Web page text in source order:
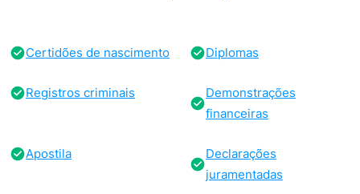
Certidões de nascimento Diplomas
Registros criminais
Demonstrações
financeiras
Apostila
Declarações
juramentadas